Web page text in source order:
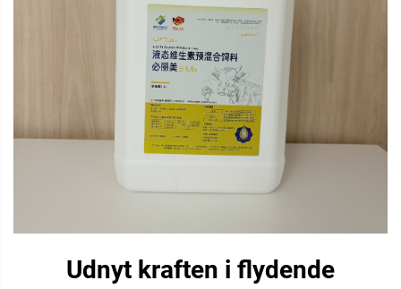
Udnyt kraften i flydende